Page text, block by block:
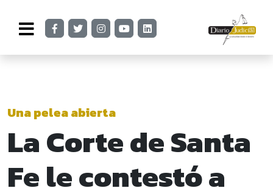
Una pelea abierta
La Corte de Santa
Fe le contestó a